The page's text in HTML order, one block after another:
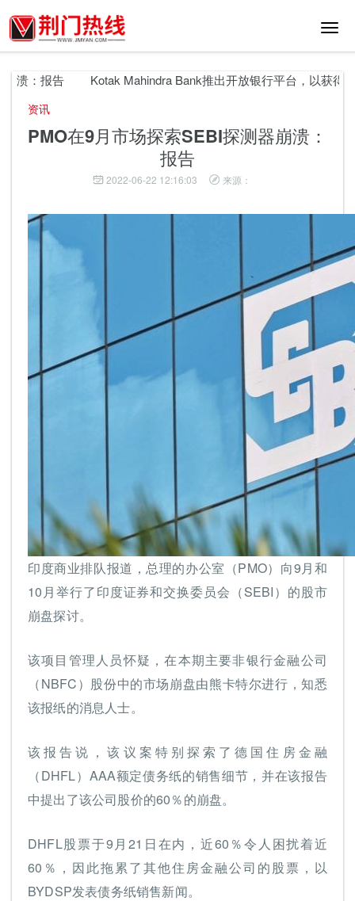
切
航
：报告 Kotak Mahindra Bank推出开放银行平台，以获得合
资讯
PMO在9月市场探索SEBI探测器崩溃：
报告
2022-06-22 12:16:03 来源：
印度商业排队报道，总理的办公室（PMO）向9月和
10月举行了印度证券和交换委员会（SEBI）的股市
崩盘探讨。
该项目管理人员怀疑，在本期主要非银行金融公司
（NBFC）股份中的市场崩盘由熊卡特尔进行，知悉
该报纸的消息人士。
该报告说，该议案特别探索了德国住房金融
（DHFL）AAA额定债务纸的销售细节，并在该报告
中提出了该公司股价的60％的崩盘。
DHFL股票于9月21日在内，近60％令人困扰着近
60％，因此拖累了其他住房金融公司的股票，以
BYDSP发表债务纸销售新闻。